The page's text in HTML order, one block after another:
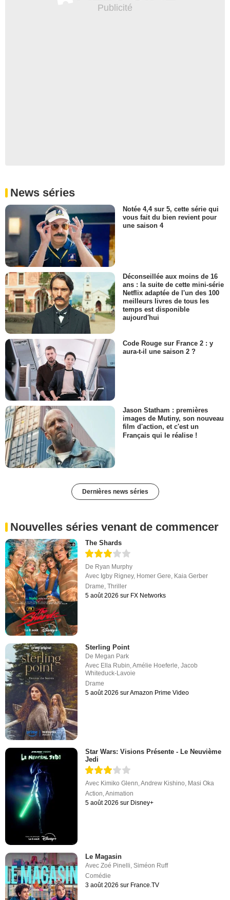
News séries
Notée 4,4 sur 5, cette série qui
vous fait du bien revient pour
une saison 4
Déconseillée aux moins de 16
ans : la suite de cette mini-série
Netflix adaptée de l'un des 100
meilleurs livres de tous les
temps est disponible
aujourd'hui
Code Rouge sur France 2 : y
aura-t-il une saison 2 ?
Jason Statham : premières
images de Mutiny, son nouveau
film d'action, et c'est un
Français qui le réalise !
Dernières news séries
Nouvelles séries venant de commencer
The Shards
De Ryan Murphy
Avec Igby Rigney, Homer Gere Kaia Gerber
Drame ,Thriller
5 août 2026 sur FX Networks
Sterling Point
De Megan Park
Avec Ella Rubin,Amélie Hoeferle,Jacob
Whiteduck-Lavoie
Drame
5 août 2026 sur Amazon Prime Video
Star Wars: Visions Présente - Le Neuvième
Jedi
Avec Kimiko Glenn,Andrew Kishino, Masi Oka
Action,Animation
5 août 2026 sur Disney+
Le Magasin
AvecZoé Pinelli ,Siméon Ruff
Comédie
3 août 2026 sur France.TV